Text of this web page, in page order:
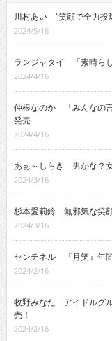
川村あい “笑顔で全力投
2024/5/16
ランジャタイ 「素晴ら
2024/4/16
仲根なのか 「みんなの
発売
2024/4/16
あぁ～しらき 男かな？
2024/3/16
杉本愛莉鈴 無邪気な笑
2024/3/16
センチネル 『月笑』年
2024/2/16
牧野みなた アイドルグ
売！
2024/2/16